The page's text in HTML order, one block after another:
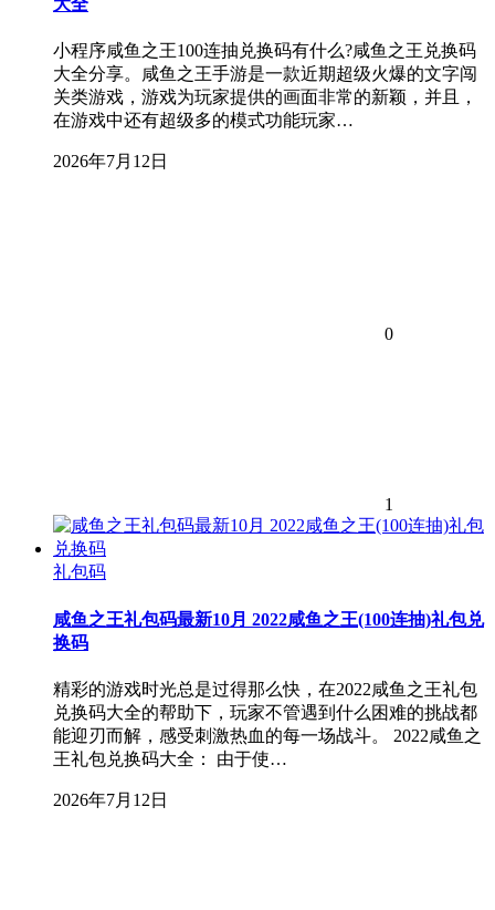
大全
小程序咸鱼之王100连抽兑换码有什么?咸鱼之王兑换码
大全分享。咸鱼之王手游是一款近期超级火爆的文字闯
关类游戏，游戏为玩家提供的画面非常的新颖，并且，
在游戏中还有超级多的模式功能玩家…
2026年7月12日
0
1
礼包码
咸鱼之王礼包码最新10月 2022咸鱼之王(100连抽)礼包兑
换码
精彩的游戏时光总是过得那么快，在2022咸鱼之王礼包
兑换码大全的帮助下，玩家不管遇到什么困难的挑战都
能迎刃而解，感受刺激热血的每一场战斗。 2022咸鱼之
王礼包兑换码大全： 由于使…
2026年7月12日